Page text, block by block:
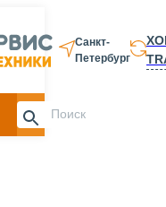
Санкт-
Петербург
8 812 337-